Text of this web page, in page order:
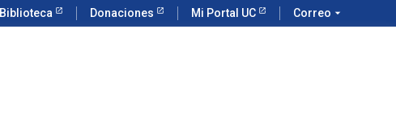
Biblioteca Donaciones Mi Portal UC Correo arrow_drop_down